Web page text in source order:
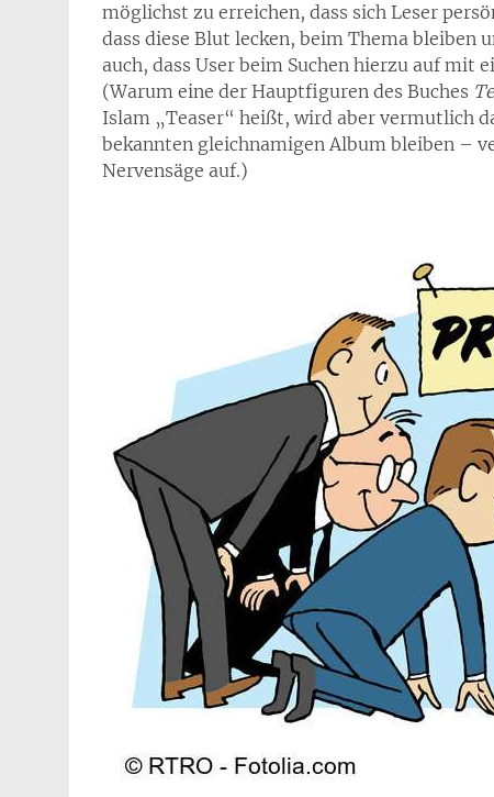
möglichst zu erreichen, dass sich Leser
dass diese Blut lecken, beim Thema
auch, dass User beim Suchen hierzu auf mit
(Warum eine der Hauptfiguren des Buches
Islam „Teaser“ heißt, wird aber vermutlich
bekannten gleichnamigen Album bleiben –
Nervensäge auf.)